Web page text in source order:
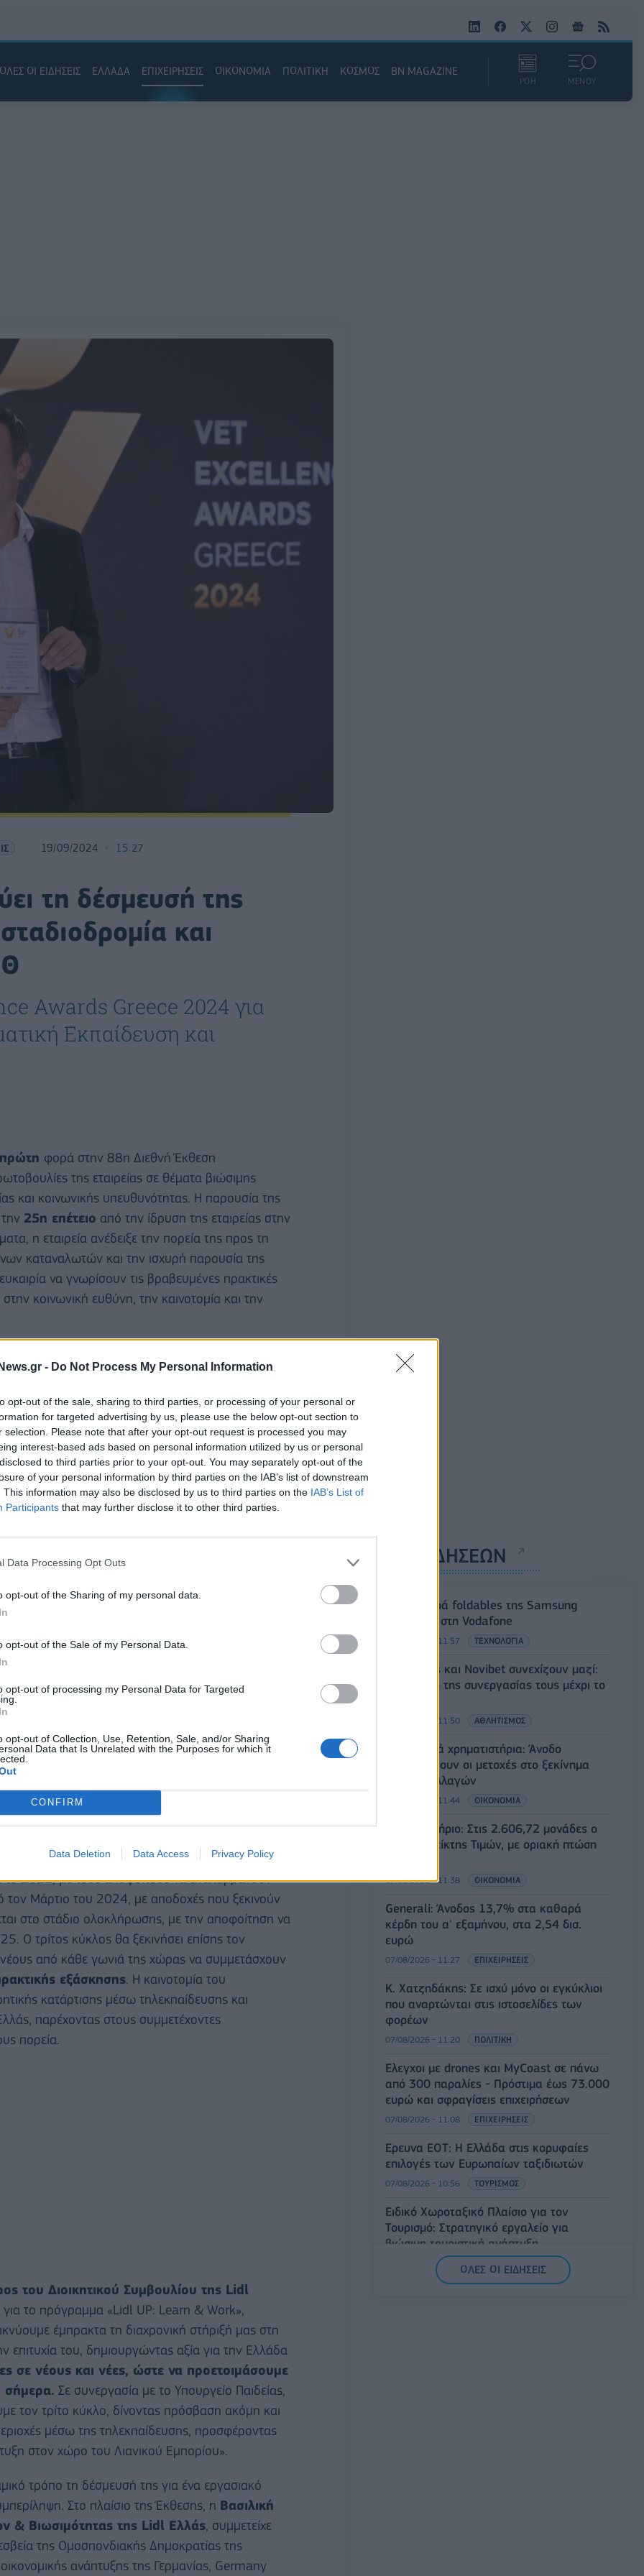
- Do Not Process My Personal Information
opt-out of the sale, sharing to third parties, or processing of your personal or
for targeted advertising by us, please use the below opt-out section to
selection. Please note that after your opt-out request is processed you may
interest-based ads based on personal information utilized by us or personal
to third parties prior to your opt-out. You may separately opt-out of the
of your personal information by third parties on the IAB’s list of downstream
This information may also be disclosed by us to third parties on the IAB’s List of
Participants that may further disclose it to other third parties.
Data Processing Opt Outs
opt-out of the Sharing of my personal data.
opt-out of the Sale of my Personal Data.
opt-out of processing my Personal Data for Targeted
opt-out of Collection, Use, Retention, Sale, and/or Sharing
Data that Is Unrelated with the Purposes for which it
CONFIRM
Data Deletion Data Access Privacy Policy
ΟΛΕΣ ΟΙ ΕΙΔΗΣΕΙΣ ΕΛΛΑΔΑ ΕΠΙΧΕΙΡΗΣΕΙΣ ΟΙΚΟΝΟΜΙΑ ΠΟΛΙΤΙΚΗ ΚΟΣΜΟΣ BN MAGAZINE
ΡΟΗ ΜΕΝΟΥ
19/09/2024 15:27
τη δέσμευσή της
και
Awards Greece 2024 για
Εκπαίδευση και
πρώτη φορά στην 88η Διεθνή Έκθεση
της εταιρείας σε θέματα βιώσιμης
και κοινωνικής υπευθυνότητας. Η παρουσία της
25η επέτειο από την ίδρυση της εταιρείας στην
η εταιρεία ανέδειξε την πορεία της προς τη
καταναλωτών και την ισχυρή παρουσία της
να γνωρίσουν τις βραβευμένες πρακτικές
κοινωνική ευθύνη, την καινοτομία και την
για το πρωτοποριακό και καινοτόμο
θεσμό των
VET Excellence Awards Greece
στον τομέα της Επαγγελματικής Εκπαίδευσης και
από το Ελληνογερμανικό Εμπορικό και
εταίρων και τελεί υπό την αιγίδα της
Κατάρτισης και Διά Βίου Μάθησης του
με τοΥπουργείο Παιδείας, Θρησκευμάτων
Γλυφάδας
στη Σ.Α.Ε.Κ. Γλυφάδας, ενώ ταυτόχρονα
Ελλάς σε όλη την Ελλάδα απόπιστοποιημένους
το2022, με τους αποφοίτους να αναλαμβάνουν
τον Μάρτιο του 2024, με αποδοχές που ξεκινούν
στο στάδιο ολοκλήρωσης, με την αποφοίτηση να
Ο τρίτος κύκλος θα ξεκινήσει επίσης τον
από κάθε γωνιά της χώρας να συμμετάσχουν
εξάσκησης. Η καινοτομία του
κατάρτισης μέσω τηλεκπαίδευσης και
παρέχοντας στους συμμετέχοντες
πορεία.
του Διοικητικού Συμβουλίου της Lidl
για το πρόγραμμα «Lidl UP: Learn & Work»,
έμπρακτα τη διαχρονική στήριξή μας στη
επιτυχία του, δημιουργώντας αξία για την Ελλάδα
σε νέους και νέες, ώστε να προετοιμάσουμε
σήμερα. Σε συνεργασία με το Υπουργείο Παιδείας,
τον τρίτο κύκλο, δίνοντας πρόσβαση ακόμη και
μέσω της τηλεκπαίδευσης, προσφέροντας
στον χώρο του Λιανικού Εμπορίου».
τρόπο τη δέσμευσή της για ένα εργασιακό
Στο πλαίσιο της Έκθεσης, η Βασιλική
& Βιωσιμότητας της Lidl Ελλάς , συμμετείχε
της Ομοσπονδιακής Δημοκρατίας της
ανάπτυξης της Γερμανίας, Germany
ΡΟΗ ΕΙΔΗΣΕΩΝ
Η νέα σειρά foldables της Samsung
διαθέσιμη στη Vodafone
07/08/2026 - 11:57 ΤΕΧΝΟΛΟΓΙΑ
Ατρόμητος και Novibet συνεχίζουν μαζί:
Ανανέωση της συνεργασίας τους μέχρι το
07/08/2026 - 11:50 ΑΘΛΗΤΙΣΜΟΣ
Ευρωπαϊκά χρηματιστήρια: Άνοδο
καταγράφουν οι μετοχές στο ξεκίνημα
των συναλλαγών
07/08/2026 - 11:44 ΟΙΚΟΝΟΜΙΑ
Χρηματιστήριο: Στις 2.606,72 μονάδες ο
Γενικός Δείκτης Τιμών, με οριακή πτώση
07/08/2026 - 11:38 ΟΙΚΟΝΟΜΙΑ
Generali: Άνοδος 13,7% στα καθαρά
κέρδη του α' εξαμήνου, στα 2,54 δισ.
ευρώ
07/08/2026 - 11:27 ΕΠΙΧΕΙΡΗΣΕΙΣ
Κ. Χατζηδάκης: Σε ισχύ μόνο οι εγκύκλιοι
που αναρτώνται στις ιστοσελίδες των
φορέων
07/08/2026 - 11:20 ΠΟΛΙΤΙΚΗ
Έλεγχοι με drones και MyCoast σε πάνω
από 300 παραλίες - Πρόστιμα έως 73.000
ευρώ και σφραγίσεις επιχειρήσεων
07/08/2026 - 11:08 ΕΠΙΧΕΙΡΗΣΕΙΣ
Έρευνα ΕΟΤ: Η Ελλάδα στις κορυφαίες
επιλογές των Ευρωπαίων ταξιδιωτών
07/08/2026 - 10:56 ΤΟΥΡΙΣΜΟΣ
Ειδικό Χωροταξικό Πλαίσιο για τον
Τουρισμό: Στρατηγικό εργαλείο για
βιώσιμη τουριστική ανάπτυξη
07/08/2026 - 10:43
ΟΛΕΣ ΟΙ ΕΙΔΗΣΕΙΣ